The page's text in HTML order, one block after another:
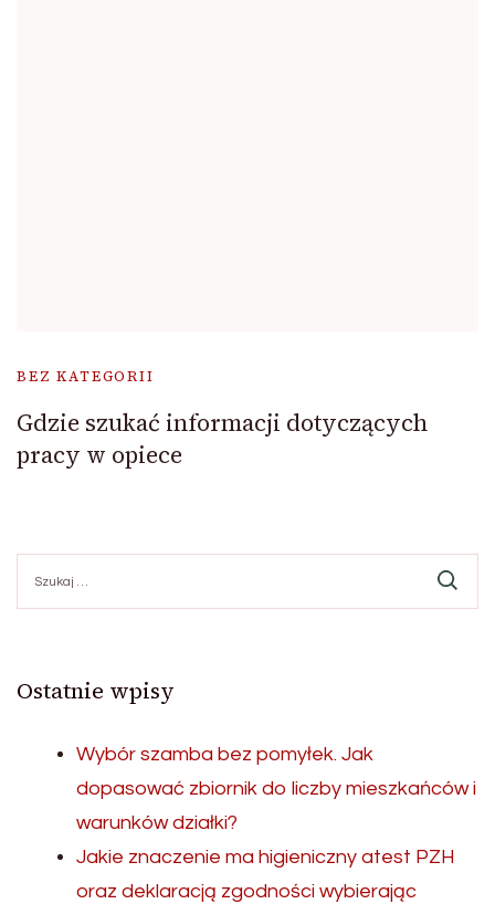
BEZ KATEGORII
Gdzie szukać informacji dotyczących
pracy w opiece
Ostatnie wpisy
Wybór szamba bez pomyłek. Jak
dopasować zbiornik do liczby mieszkańców i
warunków działki?
Jakie znaczenie ma higieniczny atest PZH
oraz deklaracją zgodności wybierając